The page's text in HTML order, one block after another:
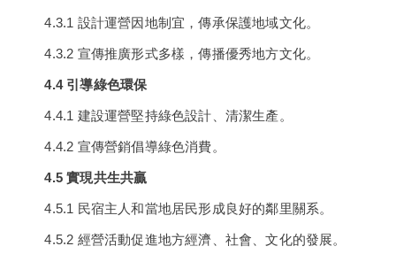
4.3.1 設計運營因地制宜，傳承保護地域文化。
4.3.2 宣傳推廣形式多樣，傳播優秀地方文化。
4.4 引導綠色環保
4.4.1 建設運營堅持綠色設計、清潔生產。
4.4.2 宣傳營銷倡導綠色消費。
4.5 實現共生共贏
4.5.1 民宿主人和當地居民形成良好的鄰里關系。
4.5.2 經營活動促進地方經濟、社會、文化的發展。